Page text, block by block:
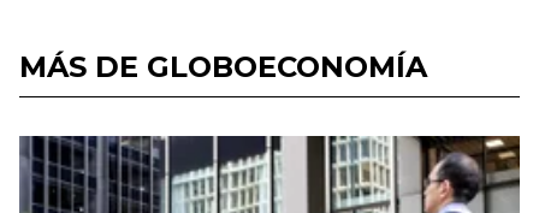
MÁS DE GLOBOECONOMÍA